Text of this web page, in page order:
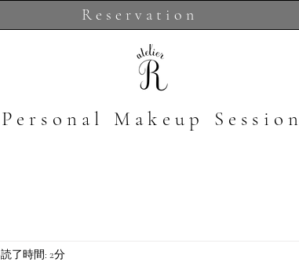
Reservation
​Personal Makeup Session
読了時間: 2分